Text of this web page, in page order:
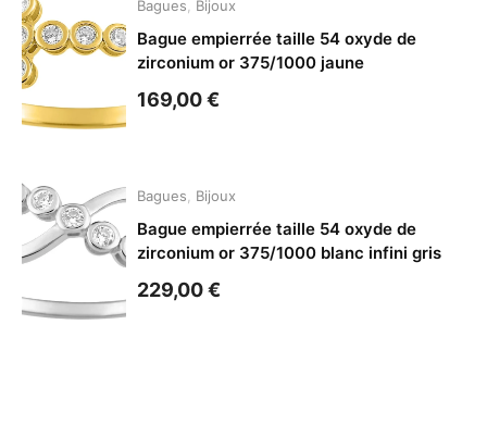
Bagues Bijoux
Bague empierrée taille 54 oxyde de
zirconium or 375/1000 jaune
169,00€
Bagues Bijoux
Bague empierrée taille 54 oxyde de
zirconium or 375/1000 blanc infini gris
229,00€